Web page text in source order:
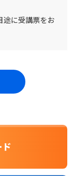
途に受講票をお